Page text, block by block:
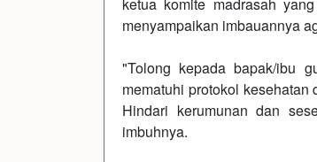
menyampaikan imbauannya
"Tolong kepada bapak/ibu
mematuhi protokol
Hindari kerumunan dan
imbuhnya.